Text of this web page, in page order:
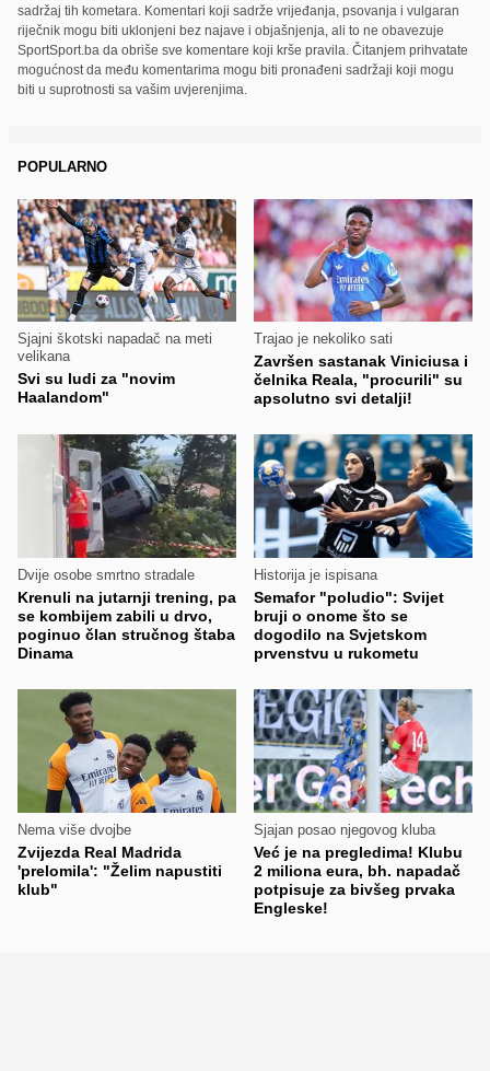
sadržaj tih kometara. Komentari koji sadrže vrijeđanja, psovanja i vulgaran
riječnik mogu biti uklonjeni bez najave i objašnjenja, ali to ne obavezuje
SportSport.ba da obriše sve komentare koji krše pravila. Čitanjem prihvatate
mogućnost da među komentarima mogu biti pronađeni sadržaji koji mogu
biti u suprotnosti sa vašim uvjerenjima.
POPULARNO
Sjajni škotski napadač na meti
velikana
Svi su ludi za "novim
Haalandom"
Trajao je nekoliko sati
Završen sastanak Viniciusa i
čelnika Reala, "procurili" su
apsolutno svi detalji!
Dvije osobe smrtno stradale
Krenuli na jutarnji trening, pa
se kombijem zabili u drvo,
poginuo član stručnog štaba
Dinama
Historija je ispisana
Semafor "poludio": Svijet
bruji o onome što se
dogodilo na Svjetskom
prvenstvu u rukometu
Nema više dvojbe
Zvijezda Real Madrida
'prelomila': "Želim napustiti
klub"
Sjajan posao njegovog kluba
Već je na pregledima! Klubu
2 miliona eura, bh. napadač
potpisuje za bivšeg prvaka
Engleske!